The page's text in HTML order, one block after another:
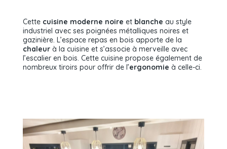
Cette cuisine moderne noire et blanche au style
industriel avec ses poignées métalliques noires et
gazinière. L’espace repas en bois apporte de la
chaleur à la cuisine et s’associe à merveille avec
l’escalier en bois. Cette cuisine propose également de
nombreux tiroirs pour offrir de l’ergonomie à celle-ci.